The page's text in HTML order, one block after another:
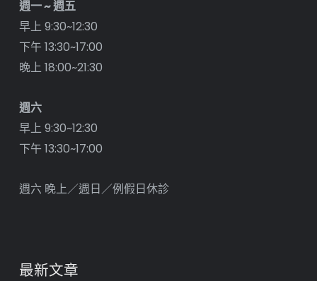
週一 ~ 週五
早上 9:30~12:30
下午 13:30~17:00
晚上 18:00~21:30
週六
早上 9:30~12:30
下午 13:30~17:00
週六 晚上／週日／例假日休診
最新文章